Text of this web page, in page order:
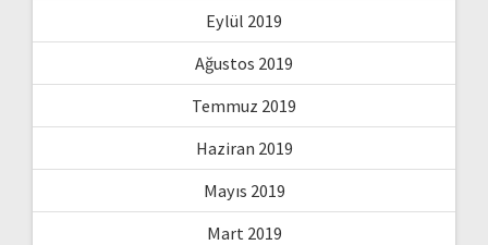
Eylül 2019
Ağustos 2019
Temmuz 2019
Haziran 2019
Mayıs 2019
Mart 2019